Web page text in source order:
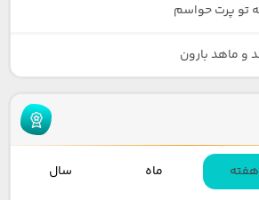
تو پرت حواسم
و ماهد بارون
هفته ماه سال